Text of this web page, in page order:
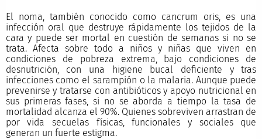
El noma, también conocido como cancrum oris, es una
infección oral que destruye rápidamente los tejidos de la
cara y puede ser mortal en cuestión de semanas si no se
trata. Afecta sobre todo a niños y niñas que viven en
condiciones de pobreza extrema, bajo condiciones de
desnutrición, con una higiene bucal deficiente y tras
infecciones como el sarampión o la malaria. Aunque puede
prevenirse y tratarse con antibióticos y apoyo nutricional en
sus primeras fases, si no se aborda a tiempo la tasa de
mortalidad alcanza el 90%. Quienes sobreviven arrastran de
por vida secuelas físicas, funcionales y sociales que
generan un fuerte estigma.